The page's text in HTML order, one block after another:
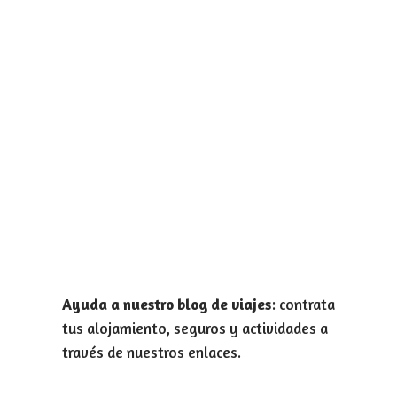
Ayuda a nuestro blog de viajes: contrata
tus alojamiento, seguros y actividades a
través de nuestros enlaces.